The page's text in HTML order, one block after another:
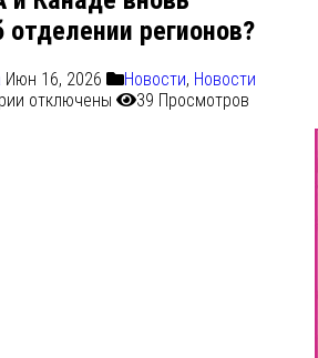
отделении регионов?
Июн 16, 2026 Новости, Новости
отключены 39 Просмотров